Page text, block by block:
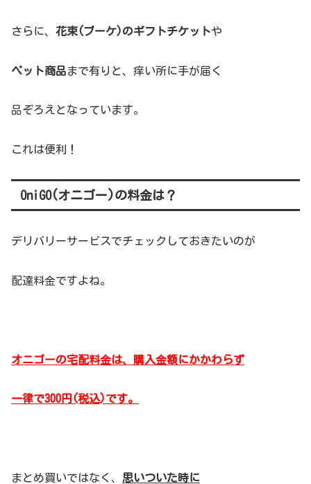
さらに、 花束(ブーケ)のギフトチケットや
ペット商品まで有りと、痒い所に手が届く
品ぞろえとなっています。
これは便利！
OniGO(オニゴー)の料金は？
デリバリーサービスでチェックしておきたいのが
配達料金ですよね。
オニゴーの宅配料金は、購入金額にかかわらず
一律で300円(税込)です。
まとめ買いではなく、 思いついた時に